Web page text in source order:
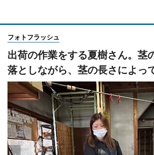
フォトフラッシュ
出荷の作業をする夏樹さん。茎
落としながら、茎の長さによっ